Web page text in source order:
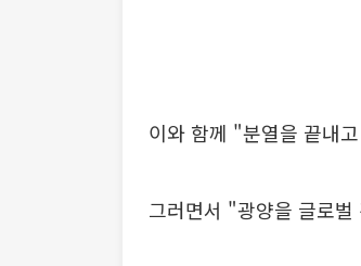
이와 함께 "분열을 끝내
그러면서 "광양을 글로